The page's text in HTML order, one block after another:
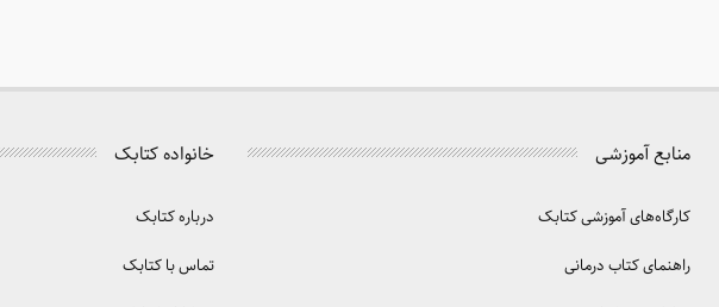
منابع آموزشی
کارگاه‌های آموزشی کتابک
راهنمای کتاب درمانی
خانواده کتابک
درباره کتابک
تماس با کتابک